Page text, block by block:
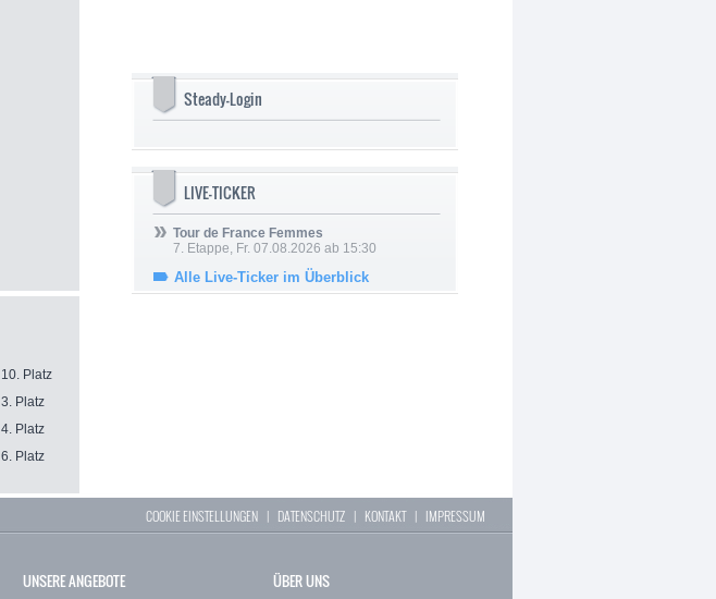
10. Platz
3. Platz
4. Platz
6. Platz
Steady-Login
LIVE-TICKER
Tour de France Femmes
7. Etappe, Fr. 07.08.2026 ab 15:30
Alle Live-Ticker im Überblick
COOKIE EINSTELLUNGEN | DATENSCHUTZ | KONTAKT| IMPRESSUM
UNSERE ANGEBOTE ÜBER UNS